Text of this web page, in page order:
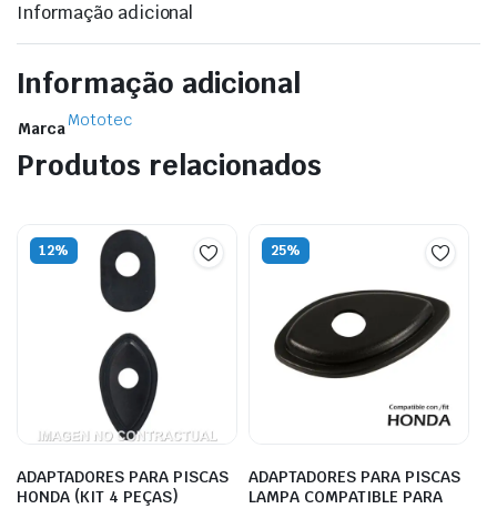
Informação adicional
Informação adicional
MarcaMototec
Produtos relacionados
12%
ADAPTADORES PARA PISCAS
HONDA (KIT 4 PEÇAS)
25%
ADAPTADORES PARA PISCAS
LAMPA COMPATIBLE PARA